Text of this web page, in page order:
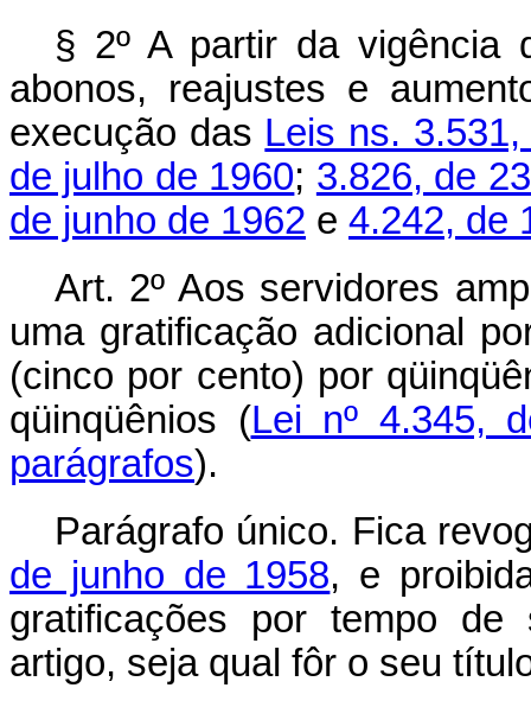
§ 2º A partir da vigência
abonos, reajustes e
execução das Leis ns.
de julho de 1960; 3.826, de
de junho de 1962 e 4.242, de
Art. 2º Aos servidores
uma gratificação adicional
(cinco por cento) por
qüinqüênios (Lei nº 4.345,
parágrafos).
Parágrafo único. Fica
de junho de 1958, e
gratificações por tempo de
artigo, seja qual fôr o seu